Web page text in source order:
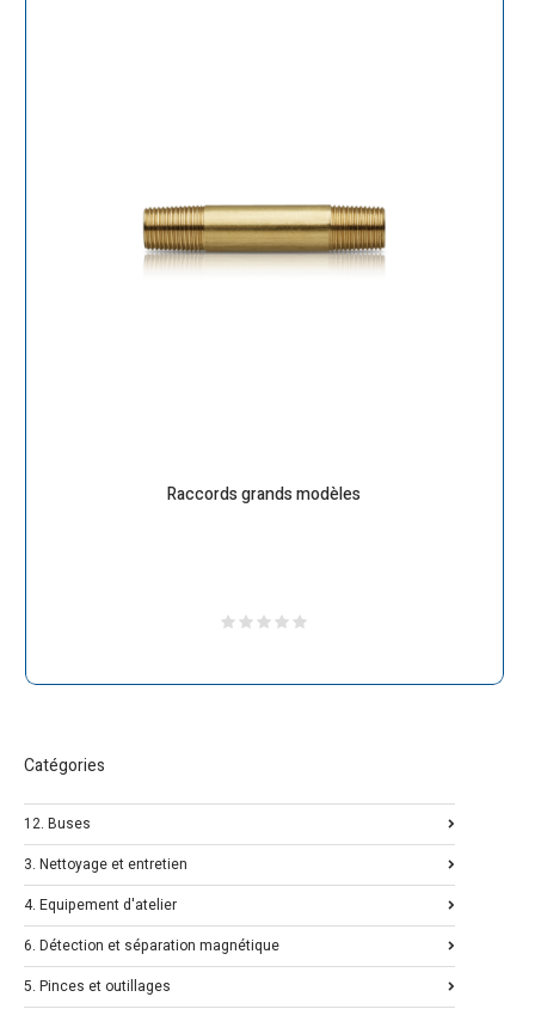
Raccords grands modèles
Catégories
12. Buses
3. Nettoyage et entretien
4. Equipement d'atelier
6. Détection et séparation magnétique
5. Pinces et outillages